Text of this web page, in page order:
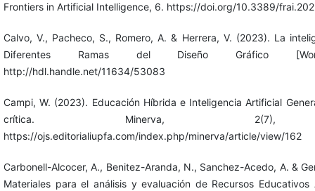
Frontiers in Artificial Intelligence, 6. https://doi.org/10.3389/
Calvo, V., Pacheco, S., Romero, A. & Herrera, V. (2023). La
Diferentes Ramas del Diseño Gráfico
http://hdl.handle.net/11634/53083
Campi, W. (2023). Educación Híbrida e Inteligencia Artificial
crítica. Minerva, 2(7),
https://ojs.editorialiupfa.com/index.php/minerva/article/view/162
Carbonell-Alcocer, A., Benitez-Aranda, N., Sanchez-Acedo, A. &
Materiales para el análisis y evaluación de Recursos Educativos